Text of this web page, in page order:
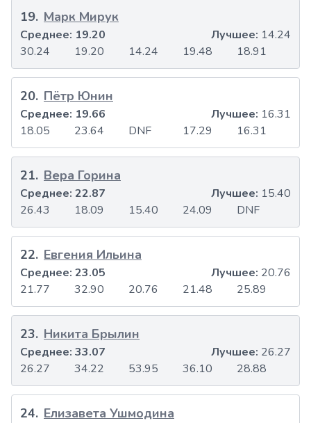
19. Марк Мирук
30.24 19.20 14.24 19.48 18.91
Среднее: 19.20 Лучшее: 14.24
20. Пётр Юнин
18.05 23.64 DNF 17.29 16.31
Среднее: 19.66 Лучшее: 16.31
21. Вера Горина
26.43 18.09 15.40 24.09 DNF
Среднее: 22.87 Лучшее: 15.40
22. Евгения Ильина
21.77 32.90 20.76 21.48 25.89
Среднее: 23.05 Лучшее: 20.76
23. Никита Брылин
26.27 34.22 53.95 36.10 28.88
Среднее: 33.07 Лучшее: 26.27
24. Елизавета Ушмодина